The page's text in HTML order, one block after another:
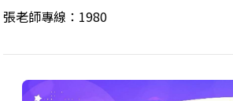
張老師專線：1980